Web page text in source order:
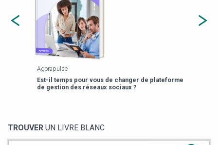
Agorapulse
Est-il temps pour vous de changer de plateforme
de gestion des réseaux sociaux ?
TROUVER UN LIVRE BLANC